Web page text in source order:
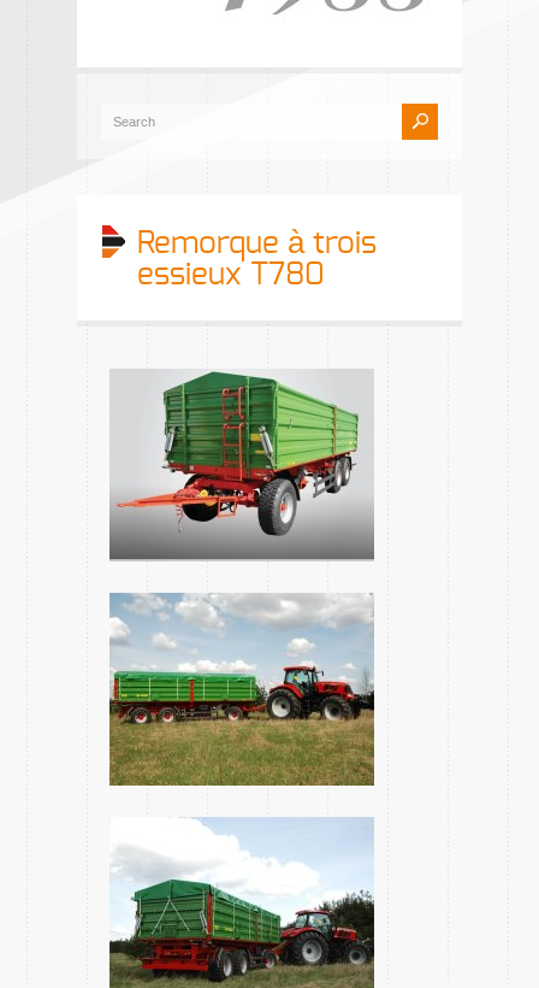
Remorque à trois
essieux T780